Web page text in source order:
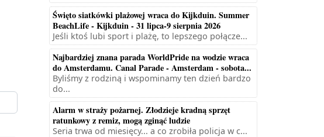
Święto siatkówki plażowej wraca do Kijkduin. Summer
BeachLife - Kijkduin - 31 lipca-9 sierpnia 2026
Jeśli ktoś lubi sport i plażę, to lepszego połącze...
Najbardziej znana parada WorldPride na wodzie wraca
do Amsterdamu. Canal Parade - Amsterdam - sobota...
Byliśmy z rodziną i wspominamy ten dzień bardzo
do...
Alarm w straży pożarnej. Złodzieje kradną sprzęt
ratunkowy z remiz, mogą zginąć ludzie
Seria trwa od miesięcy... a co zrobiła policja w c...